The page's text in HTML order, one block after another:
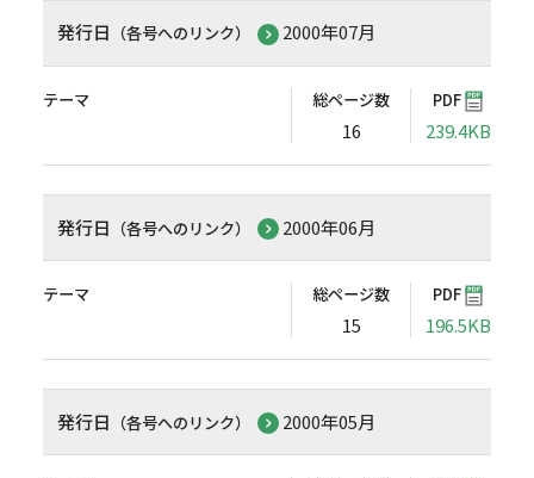
発行日 （各号へのリンク） 2000年07月
テーマ 総ページ数
16
PDF
239.4KB
発行日 （各号へのリンク） 2000年06月
テーマ 総ページ数
15
PDF
196.5KB
発行日 （各号へのリンク） 2000年05月